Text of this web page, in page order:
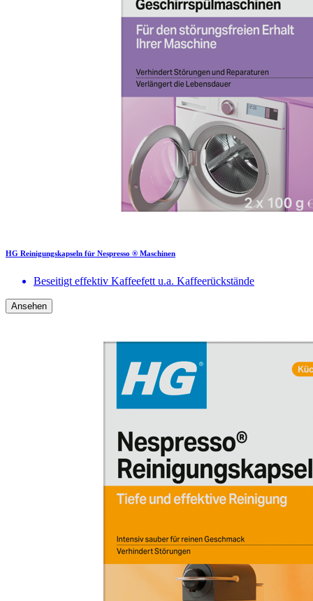
HG Reinigungskapseln für Nespresso ® Maschinen
Beseitigt effektiv Kaffeefett u.a. Kaffeerückstände
Ansehen